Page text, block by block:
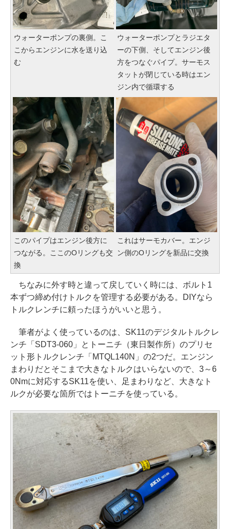
ウォーターポンプの裏側。こ
こからエンジンに水を送り込
む
ウォーターポンプとラジエタ
ーの下側、そしてエンジン後
方をつなぐパイプ。サーモス
タットが閉じている時はエン
ジン内で循環する
このパイプはエンジン後方に
つながる。ここのOリングも交
換
これはサーモカバー。エンジ
ン側のOリングを新品に交換
ちなみに外す時と違って戻していく時には、ボルト1
本ずつ締め付けトルクを管理する必要がある。DIYなら
トルクレンチに頼ったほうがいいと思う。
筆者がよく使っているのは、SK11のデジタルトルクレ
ンチ「SDT3-060」とトーニチ（東日製作所）のプリセ
ット形トルクレンチ「MTQL140N」の2つだ。エンジン
まわりだとそこまで大きなトルクはいらないので、3～6
0Nmに対応するSK11を使い、足まわりなど、大きなト
ルクが必要な箇所ではトーニチを使っている。